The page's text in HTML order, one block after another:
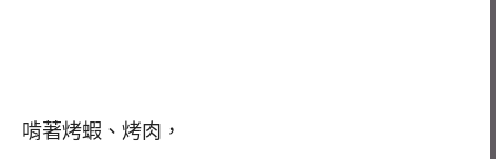
啃著烤蝦、烤肉，